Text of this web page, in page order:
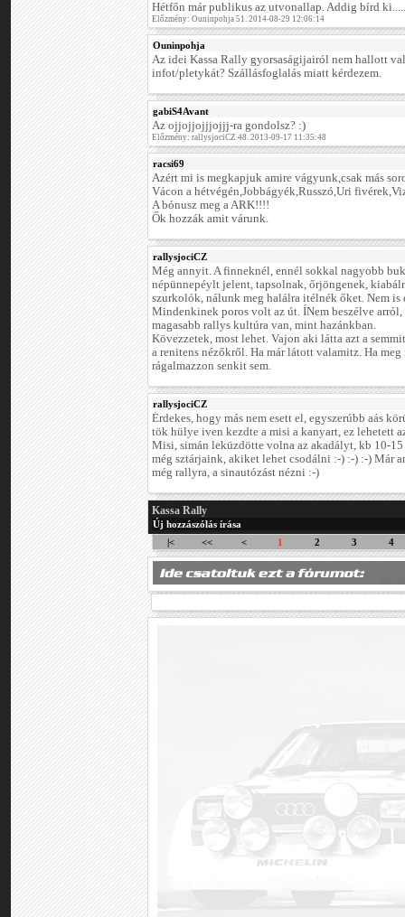
Hétfőn már publikus az utvonallap. Addig bírd
Előzmény: Ouninpohja 51. 2014-08-29 12:06:14
Ouninpohja
Az idei Kassa Rally gyorsaságijairól nem hallott
infot/pletykát? Szállásfoglalás miatt kérdezem.
gabiS4Avant
Az ojjojjojjjojjj-ra gondolsz? :)
Előzmény: rallysjociCZ 48. 2013-09-17 11:35:48
racsi69
Azért mi is megkapjuk amire vágyunk,csak más
Vácon a hétvégén,Jobbágyék,Russzó,Uri
A bónusz meg a ARK!!!!
Ők hozzák amit várunk.
rallysjociCZ
Még annyit. A finneknél, ennél sokkal nagyobb
népünnepéylt jelent, tapsolnak, őrjöngenek,
szurkolók, nálunk meg halálra itélnék őket. Nem is
Mindenkinek poros volt az út. ÍNem beszélve
magasabb rallys kultúra van, mint hazánkban.
Kövezzetek, most lehet. Vajon aki látta azt a
a renitens nézőkről. Ha már látott valamitz. Ha meg
rágalmazzon senkit sem.
rallysjociCZ
Érdekes, hogy más nem esett el, egyszerúbb aás
tök hülye iven kezdte a misi a kanyart, ez lehetett
Misi, simán leküzdötte volna az akadályt, kb 10-
még sztárjaink, akiket lehet csodálni :-) :-) :-) Már
még rallyra, a sinautózást nézni :-)
Kassa Rally
Új hozzászólás írása
|<
<< < 1 2 3 4